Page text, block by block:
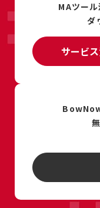
MAツー
ダ
サービ